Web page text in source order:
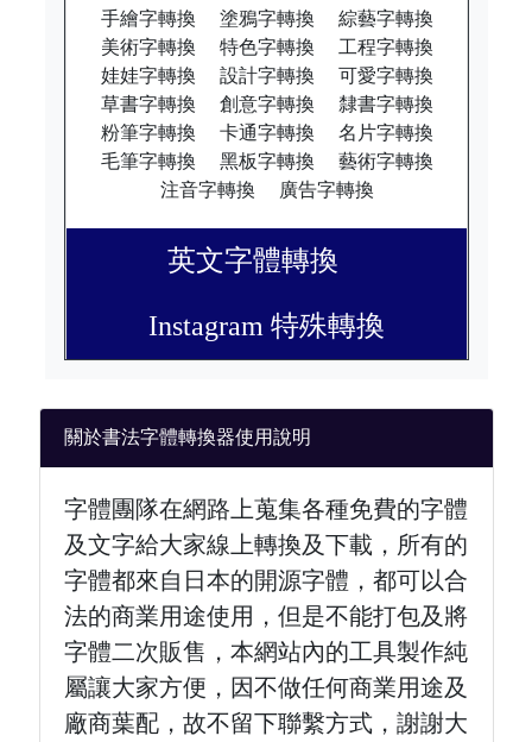
手繪字轉換
塗鴉字轉換
綜藝字轉換
美術字轉換
特色字轉換
工程字轉換
娃娃字轉換
設計字轉換
可愛字轉換
草書字轉換
創意字轉換
隸書字轉換
粉筆字轉換
卡通字轉換
名片字轉換
毛筆字轉換
黑板字轉換
藝術字轉換
注音字轉換
廣告字轉換
英文字體轉換
Instagram 特殊轉換
關於書法字體轉換器使用說明
字體團隊在網路上蒐集各種免費的字體
及文字給大家線上轉換及下載，所有的
字體都來自日本的開源字體，都可以合
法的商業用途使用，但是不能打包及將
字體二次販售，本網站內的工具製作純
屬讓大家方便，因不做任何商業用途及
廠商葉配，故不留下聯繫方式，謝謝大